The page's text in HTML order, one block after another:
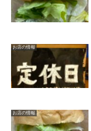
お店の情報
お店の情報